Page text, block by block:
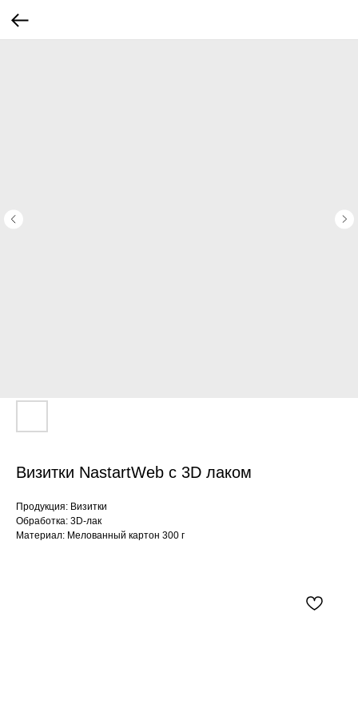
Визитки NastartWeb с 3D лаком
Продукция: Визитки
Обработка: 3D-лак
Материал: Мелованный картон 300 г